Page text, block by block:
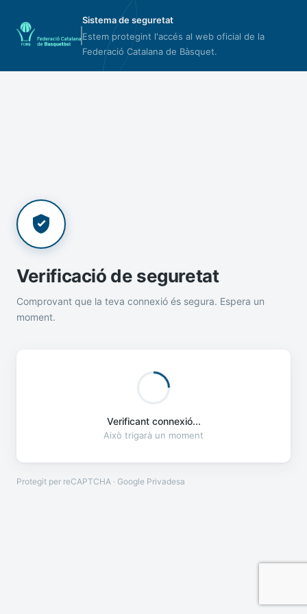
Sistema de seguretat
Estem protegint l'accés al web oficial de la
Federació Catalana de Bàsquet.
Verificació de seguretat
Comprovant que la teva connexió és segura. Espera un
moment.
Verificant connexió...
Això trigarà un moment
Protegit per reCAPTCHA · Google Privadesa